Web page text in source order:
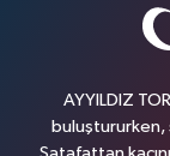
AYYILDIZ
buluştururken,